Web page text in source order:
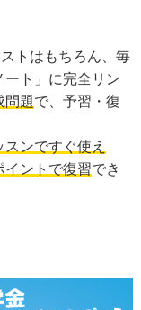
トはもちろん、毎
ート」に完全リン
問題で、予習・復
スンですぐ使え
イントで復習でき